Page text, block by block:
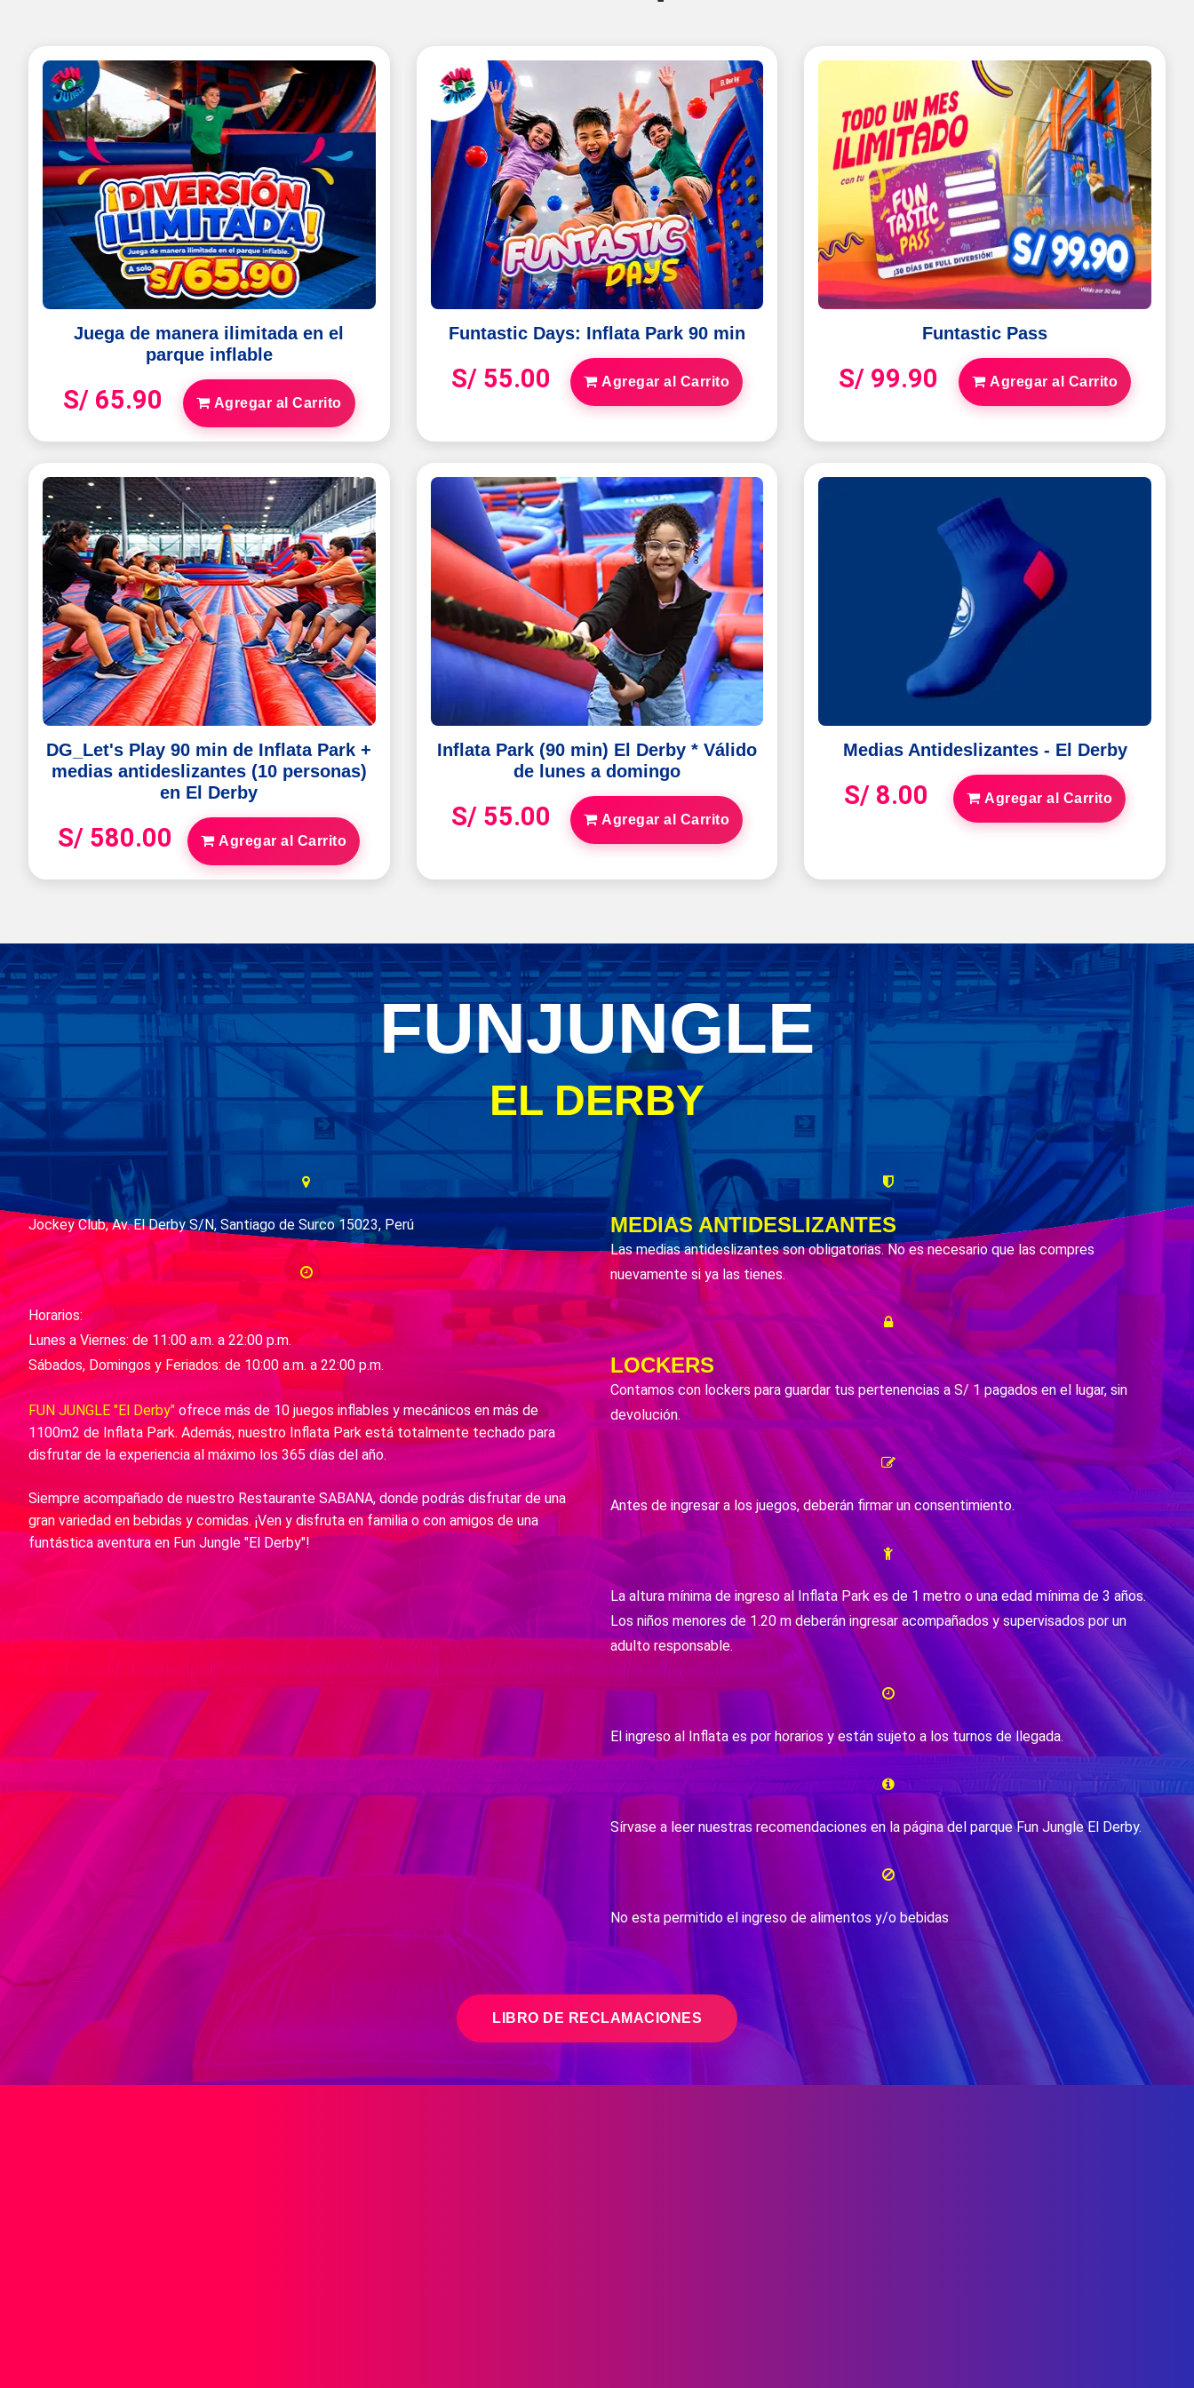
Juega de manera ilimitada en el
parque inflable
S/ 65.90 Agregar al Carrito
Funtastic Days: Inflata Park 90 min
S/ 55.00 Agregar al Carrito
Funtastic Pass
S/ 99.90 Agregar al Carrito
DG_Let's Play 90 min de Inflata Park +
medias antideslizantes (10 personas)
en El Derby
S/ 580.00 Agregar al Carrito
Inflata Park (90 min) El Derby * Válido
de lunes a domingo
S/ 55.00 Agregar al Carrito
Medias Antideslizantes - El Derby
S/ 8.00 Agregar al Carrito
FUNJUNGLE
EL DERBY
Jockey Club, Av. El Derby S/N, Santiago de Surco 15023, Perú
Horarios:
Lunes a Viernes: de 11:00 a.m. a 22:00 p.m.
Sábados, Domingos y Feriados: de 10:00 a.m. a 22:00 p.m.
FUN JUNGLE "El Derby" ofrece más de 10 juegos inflables y mecánicos en más de
1100m2 de Inflata Park. Además, nuestro Inflata Park está totalmente techado para
disfrutar de la experiencia al máximo los 365 días del año.
Siempre acompañado de nuestro Restaurante SABANA, donde podrás disfrutar de una
gran variedad en bebidas y comidas. ¡Ven y disfruta en familia o con amigos de una
funtástica aventura en Fun Jungle "El Derby"!
MEDIAS ANTIDESLIZANTES
Las medias antideslizantes son obligatorias. No es necesario que las compres
nuevamente si ya las tienes.
LOCKERS
Contamos con lockers para guardar tus pertenencias a S/ 1 pagados en el lugar, sin
devolución.
Antes de ingresar a los juegos, deberán firmar un consentimiento.
La altura mínima de ingreso al Inflata Park es de 1 metro o una edad mínima de 3 años.
Los niños menores de 1.20 m deberán ingresar acompañados y supervisados por un
adulto responsable.
El ingreso al Inflata es por horarios y están sujeto a los turnos de llegada.
Sírvase a leer nuestras recomendaciones en la página del parque Fun Jungle El Derby.
No esta permitido el ingreso de alimentos y/o bebidas
LIBRO DE RECLAMACIONES